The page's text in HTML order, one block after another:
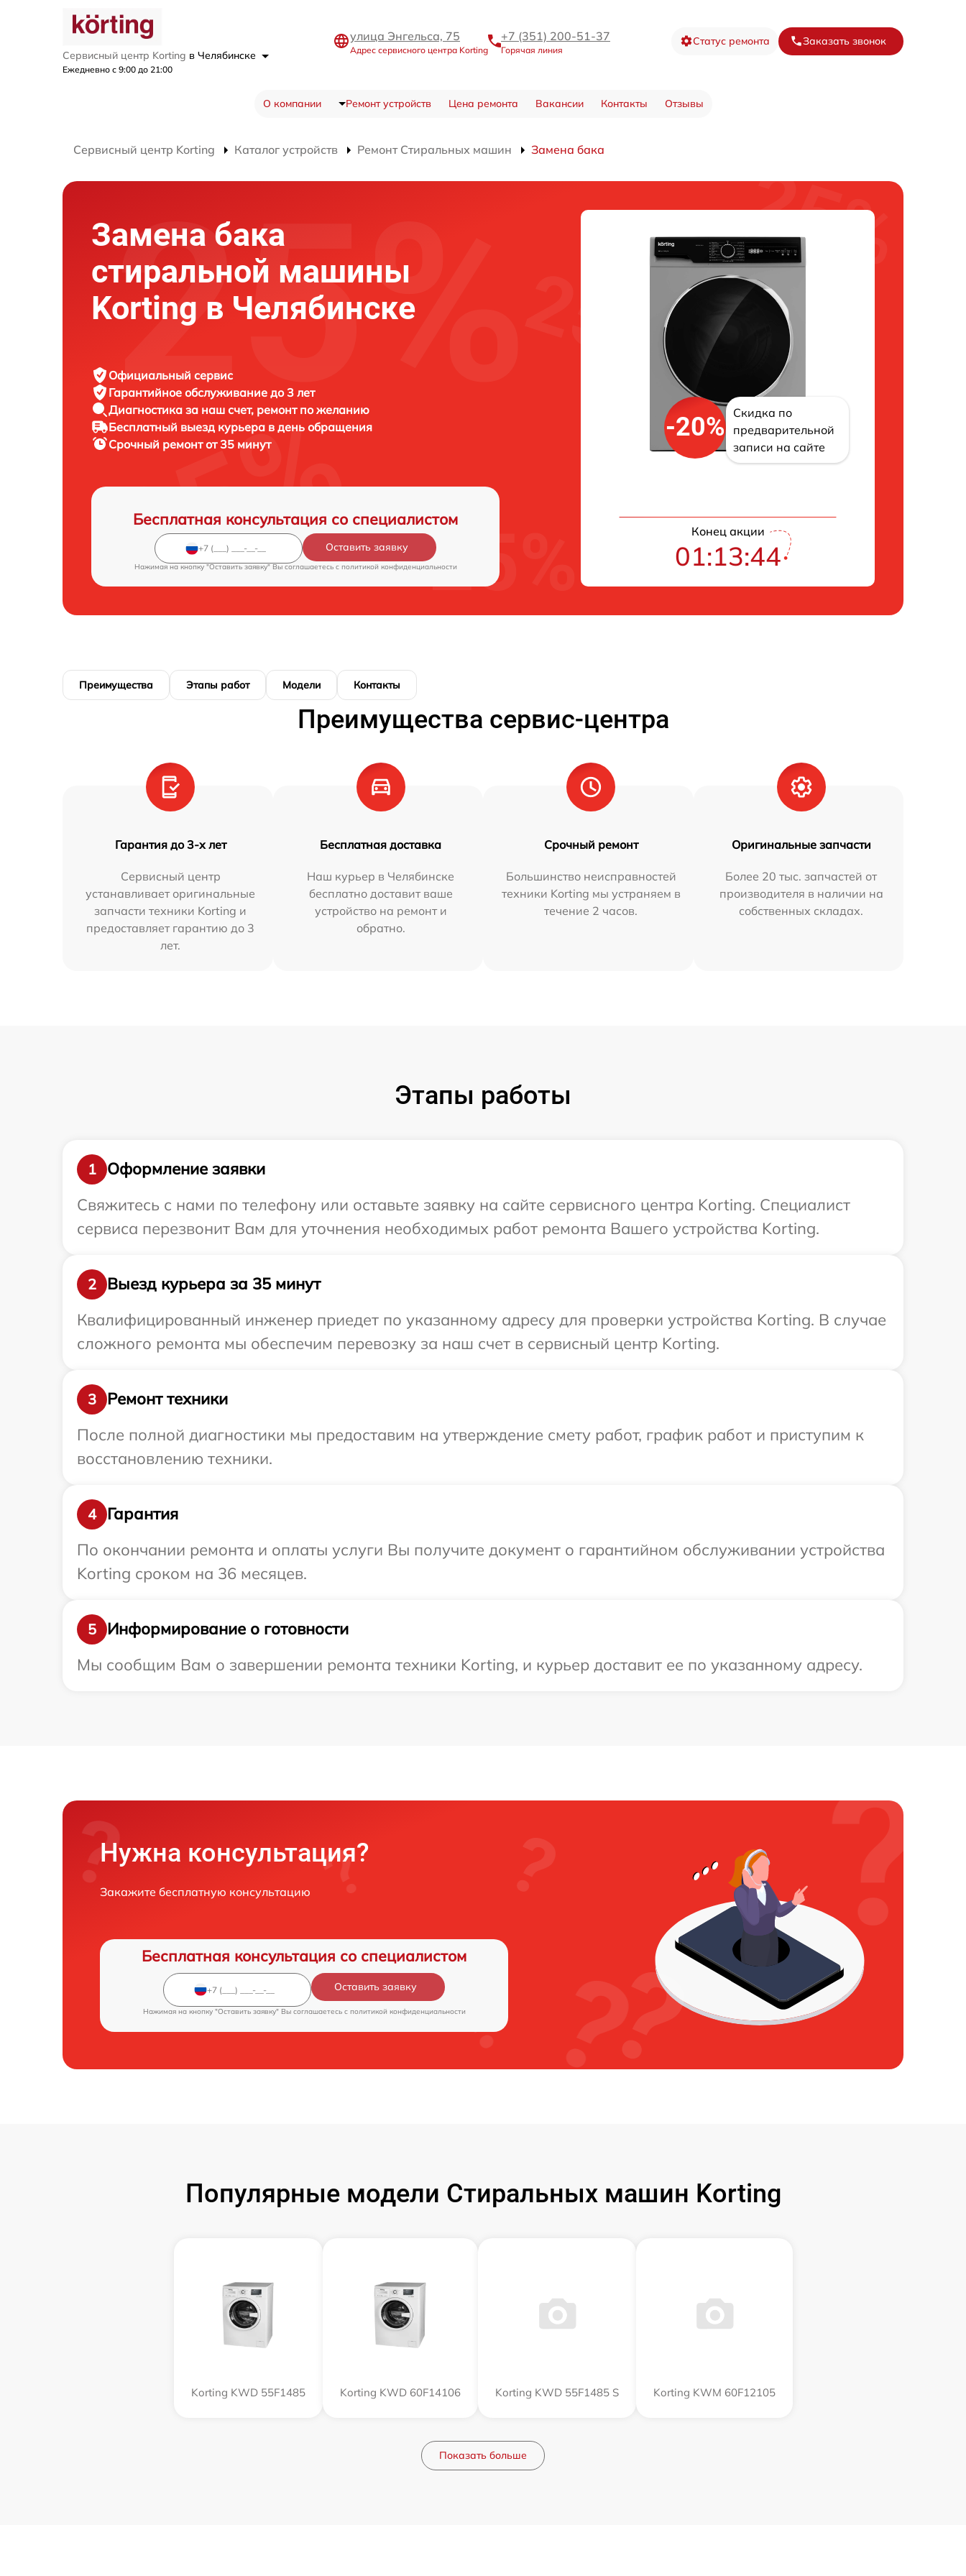
Сервисный центр Korting в Челябинске
Ежедневно с 9:00 до 21:00
улица Энгельса, 75
Адрес сервисного центра Korting
+7 (351) 200-51-37
Горячая линия
Статус ремонта Заказать звонок
О компании Ремонт устройств Цена ремонта Вакансии Контакты Отзывы
Сервисный центр Korting Каталог устройств Ремонт Стиральных машин Замена бака
Замена бака
стиральной машины
Korting в Челябинске
Официальный сервис
Гарантийное обслуживание до 3 лет
Диагностика за наш счет, ремонт по желанию
Бесплатный выезд курьера в день обращения
Срочный ремонтот 35 минут
Бесплатная консультация со специалистом
Оставить заявку
Нажимая на кнопку "Оставить заявку" Вы соглашаетесь c политикой конфиденциальности
-20%
Скидка по
предварительной
записи на сайте
Конец акции
01:13:43
Преимущества Этапы работ Модели Контакты
Преимущества сервис-центра
Гарантия до 3-х лет
Сервисный центр
устанавливает оригинальные
запчасти техники Korting и
предоставляет гарантию до 3
лет.
Бесплатная доставка
Наш курьер в Челябинске
бесплатно доставит ваше
устройство на ремонт и
обратно.
Срочный ремонт
Большинство неисправностей
техники Korting мы устраняем в
течение 2 часов.
Оригинальные запчасти
Более 20 тыс. запчастей от
производителя в наличии на
собственных складах.
Этапы работы
1
Оформление заявки
Свяжитесь с нами по телефону или оставьте заявку на сайте сервисного центра Korting. Специалист
сервиса перезвонит Вам для уточнения необходимых работ ремонта Вашего устройства Korting.
2
Выезд курьера за 35 минут
Квалифицированный инженер приедет по указанному адресу для проверки устройства Korting. В случае
сложного ремонта мы обеспечим перевозку за наш счет в сервисный центр Korting.
3
Ремонт техники
После полной диагностики мы предоставим на утверждение смету работ, график работ и приступим к
восстановлению техники.
4
Гарантия
По окончании ремонта и оплаты услуги Вы получите документ о гарантийном обслуживании устройства
Korting сроком на 36 месяцев.
5
Информирование о готовности
Мы сообщим Вам о завершении ремонта техники Korting, и курьер доставит ее по указанному адресу.
Нужна консультация?
Закажите бесплатную консультацию
Бесплатная консультация со специалистом
Оставить заявку
Нажимая на кнопку "Оставить заявку" Вы соглашаетесь c политикой конфиденциальности
Популярные модели Стиральных машин Korting
Korting KWD 55F1485 Korting KWD 60F14106 Korting KWD 55F1485 S Korting KWM 60F12105
Показать больше